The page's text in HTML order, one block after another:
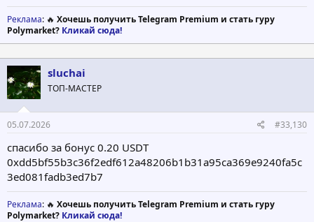
Реклама: 🔥 Хочешь получить Telegram Premium и стать гуру
Polymarket? Кликай сюда!
sluchai
ТОП-МАСТЕР
05.07.2026 #33,130
спасибо за бонус 0.20 USDT
0xdd5bf55b3c36f2edf612a48206b1b31a95ca369e9240fa5c
3ed081fadb3ed7b7
Реклама: 🔥 Хочешь получить Telegram Premium и стать гуру
Polymarket? Кликай сюда!